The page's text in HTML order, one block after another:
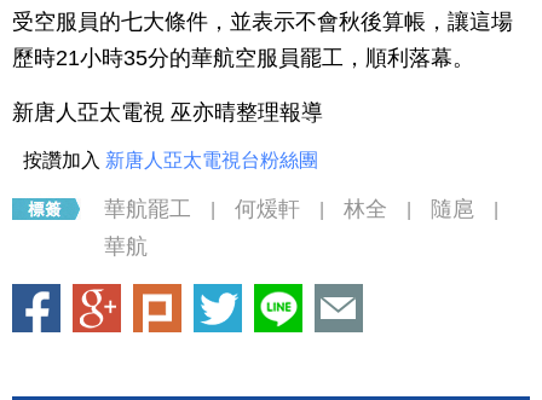
受空服員的七大條件，並表示不會秋後算帳，讓這場
歷時21小時35分的華航空服員罷工，順利落幕。
新唐人亞太電視 巫亦晴整理報導
按讚加入 新唐人亞太電視台粉絲團
華航罷工 何煖軒 林全 隨扈
華航